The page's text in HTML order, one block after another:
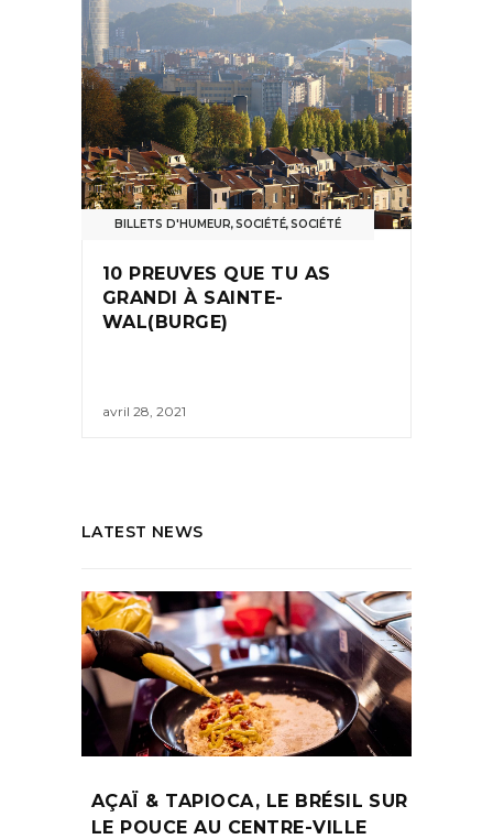
BILLETS D'HUMEUR,SOCIÉTÉ,SOCIÉTÉ
10 PREUVES QUE TU AS
GRANDI À SAINTE-
WAL(BURGE)
avril 28, 2021
LATEST NEWS
AÇAÏ & TAPIOCA, LE BRÉSIL SUR
LE POUCE AU CENTRE-VILLE